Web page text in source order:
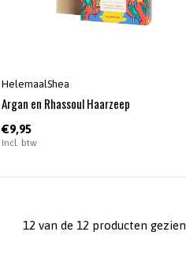
HelemaalShea
Argan en Rhassoul Haarzeep
€9,95
Incl. btw
12 van de 12 producten gezien